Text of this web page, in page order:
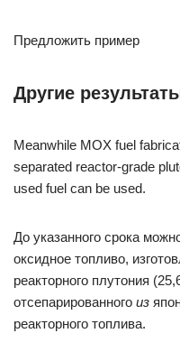
Предложить пример
Другие
Meanwhile MOX fuel
separated reactor-grade
used fuel can be used.
До указанного срока
оксидное топливо,
реакторного плутония
отсепарированного из
реакторного топлива.